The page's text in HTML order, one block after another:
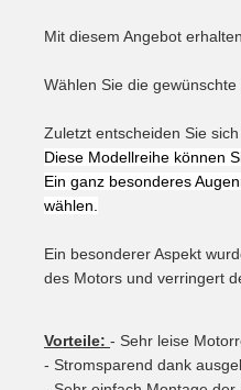
Mit diesem Angebot
Wählen Sie die gewünschte
Zuletzt entscheiden Sie
Diese Modellreihe können
Ein ganz besonderes
wählen.
Ein besonderer Aspekt
des Motors und verringert
Vorteile: - Sehr leise
- Stromsparend dank